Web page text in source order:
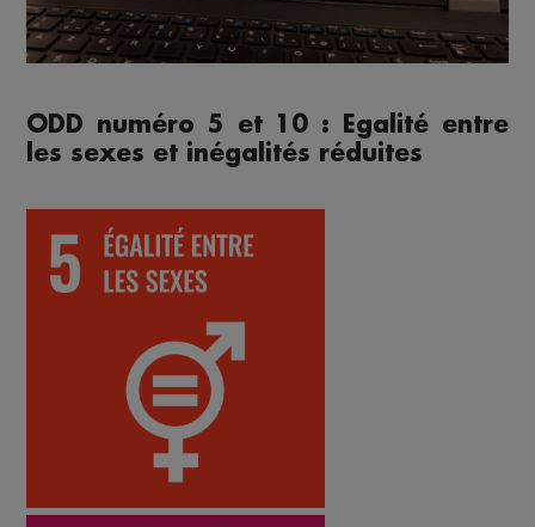
ODD numéro 5 et 10 : Egalité entre
les sexes et inégalités réduites